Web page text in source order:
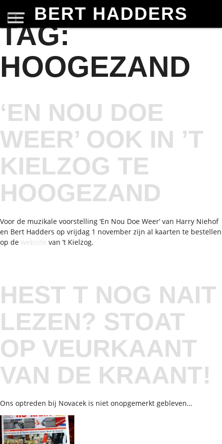
BERT HADDERS
TAG:
HOOGEZAND
‘EN NOU DOE
WEER’ OOK IN ’T
KIELZOG TE
HOOGEZAND
Voor de muzikale voorstelling ‘En Nou Doe Weer’ van Harry Niehof
en Bert Hadders op vrijdag 1 november zijn al kaarten te bestellen
op de website van ’t Kielzog.
HEST T NOG NAIT
LEZEN? STOAT
OP VEURKAANT
VAN DE KRAANT!
Ons optreden bij Novacek is niet onopgemerkt gebleven…